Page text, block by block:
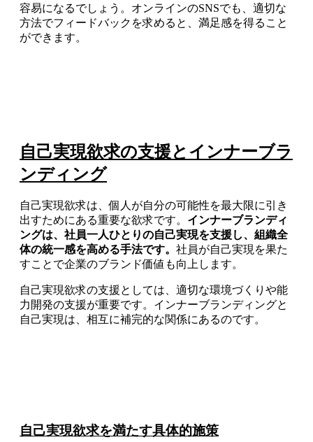
容易になるでしょう。オンラインのSNSでも、適切な
方法でフィードバックを求めると、満足感を得ること
ができます。
自己実現欲求の支援とインナーブラ
ンディング
自己実現欲求は、個人が自分の可能性を最大限に引き
出すためにある重要な欲求です。 インナーブランディ
ングは、社員一人ひとりの自己実現を支援し、組織全
体の統一感を高める手法です。 社員が自己実現を果た
すことで企業のブランド価値も向上します。
自己実現欲求の支援としては、適切な環境づくりや能
力開発の支援が重要です。インナーブランディングと
自己実現は、相互に補完的な関係にあるのです。
自己実現欲求を満たす具体的施策